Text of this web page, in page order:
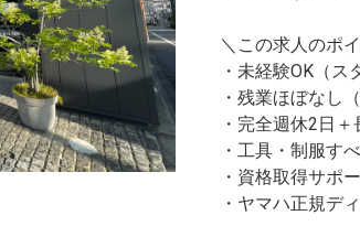
＼この求人のポ
・未経験OK（ス
・残業ほぼなし
・完全週休2日＋
・工具・制服す
・資格取得サポ
・ヤマハ正規デ